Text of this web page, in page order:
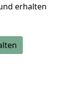
erhalten